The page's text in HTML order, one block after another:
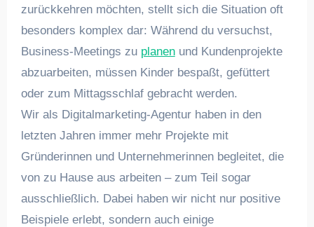
zurückkehren möchten, stellt sich die Situation oft
besonders komplex dar: Während du versuchst,
Business-Meetings zu planenund Kundenprojekte
abzuarbeiten, müssen Kinder bespaßt, gefüttert
oder zum Mittagsschlaf gebracht werden.
Wir als Digitalmarketing-Agentur haben in den
letzten Jahren immer mehr Projekte mit
Gründerinnen und Unternehmerinnen begleitet, die
von zu Hause aus arbeiten – zum Teil sogar
ausschließlich. Dabei haben wir nicht nur positive
Beispiele erlebt, sondern auch einige